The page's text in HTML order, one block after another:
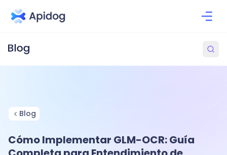
Blog
Cómo Implementar GLM-OCR: Guía